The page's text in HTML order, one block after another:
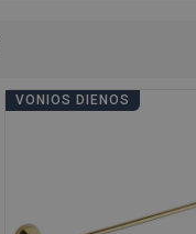
VONIOS DIENOS